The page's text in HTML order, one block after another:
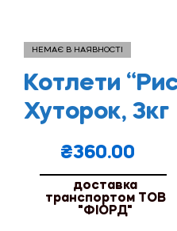
НЕМАЄ В НАЯВНОСТІ
Котлети
Хуторок, 3кг
₴360.00
доставка
транспортом ТОВ
"ФІОРД"